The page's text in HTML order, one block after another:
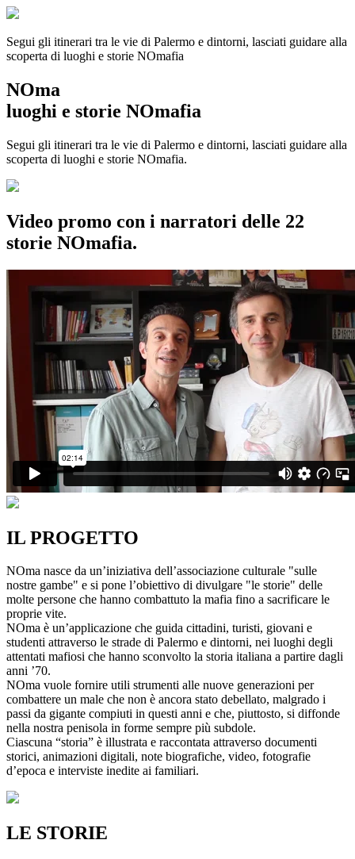
Segui gli itinerari tra le vie di Palermo e dintorni, lasciati guidare alla
scoperta di luoghi e storie NOmafia
NOma
luoghi e storie NOmafia
Segui gli itinerari tra le vie di Palermo e dintorni, lasciati guidare alla
scoperta di luoghi e storie NOmafia.
Video promo con i narratori delle 22
storie NOmafia.
IL PROGETTO
NOma nasce da un’iniziativa dell’associazione culturale "sulle
nostre gambe" e si pone l’obiettivo di divulgare "le storie" delle
molte persone che hanno combattuto la mafia fino a sacrificare le
proprie vite.
NOma è un’applicazione che guida cittadini, turisti, giovani e
studenti attraverso le strade di Palermo e dintorni, nei luoghi degli
attentati mafiosi che hanno sconvolto la storia italiana a partire dagli
anni ’70.
NOma vuole fornire utili strumenti alle nuove generazioni per
combattere un male che non è ancora stato debellato, malgrado i
passi da gigante compiuti in questi anni e che, piuttosto, si diffonde
nella nostra penisola in forme sempre più subdole.
Ciascuna “storia” è illustrata e raccontata attraverso documenti
storici, animazioni digitali, note biografiche, video, fotografie
d’epoca e interviste inedite ai familiari.
LE STORIE